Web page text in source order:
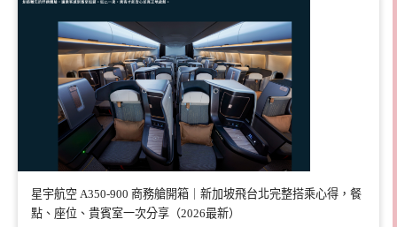
星宇航空 A350-900 商務艙開箱｜新加坡飛台北完整搭乘心得，餐
點、座位、貴賓室一次分享（2026最新）